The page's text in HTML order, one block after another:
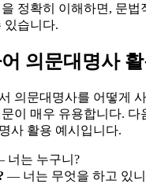
정확히 이해하면, 문법
있습니다.
의문대명사
의문대명사를 어떻게
이 매우 유용합니다. 다
사 활용 예시입니다.
너는 누구니?
— 너는 무엇을 하고 있